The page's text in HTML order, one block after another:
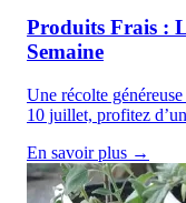
Produits Frais :
Semaine
Une récolte
10 juillet, profitez
En savoir plus →